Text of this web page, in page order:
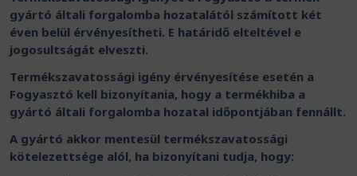
gyártó általi forgalomba hozatalától számított két
éven belül érvényesítheti. E határidő elteltével e
jogosultságát elveszti.
Termékszavatossági igény érvényesítése esetén a
Fogyasztó kell bizonyítania, hogy a termékhiba a
gyártó általi forgalomba hozatal időpontjában fennállt.
A gyártó akkor mentesül termékszavatossági
kötelezettsége alól, ha bizonyítani tudja, hogy: